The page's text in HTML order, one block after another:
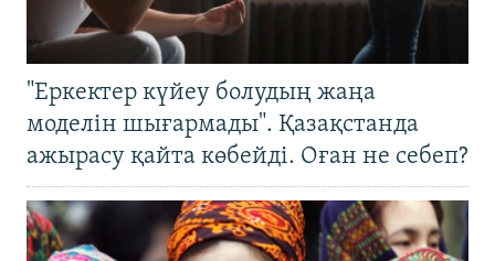
"Еркектер күйеу болудың жаңа
моделін шығармады". Қазақстанда
ажырасу қайта көбейді. Оған не себеп?